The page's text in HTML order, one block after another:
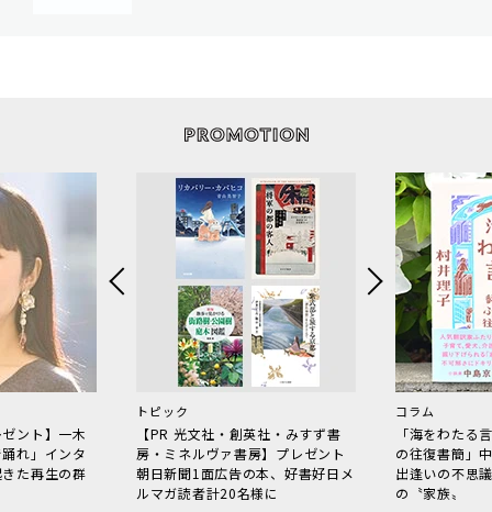
ント】一木
れ」インタ
た再生の群
トピック
【PR 光文社・創英社・みすず書
房・ミネルヴァ書房】プレゼント
朝日新聞1面広告の本、好書好日メ
ルマガ読者計20名様に
コラム
「海をわた
の往復書簡」
出逢いの不思
の〝家族〟